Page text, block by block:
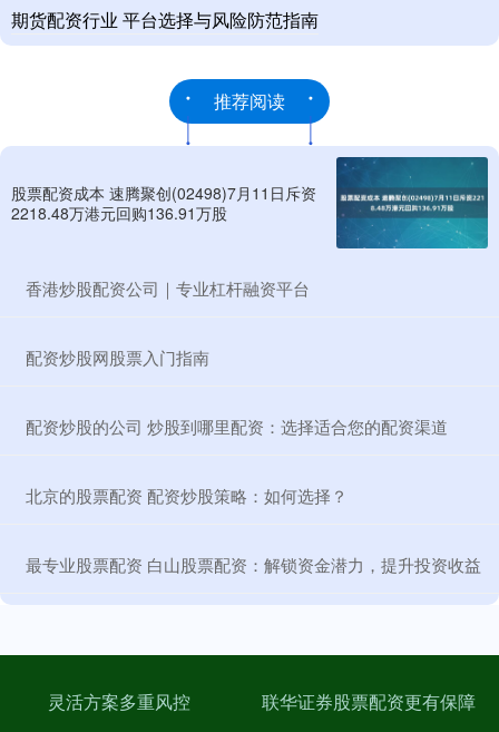
期货配资行业 平台选择与风险防范指南
推荐阅读
股票配资成本 速腾聚创(02498)7月11日斥资
2218.48万港元回购136.91万股
​香港炒股配资公司｜专业杠杆融资平台
​配资炒股网股票入门指南
​配资炒股的公司 炒股到哪里配资：选择适合您的配资渠道
​北京的股票配资 配资炒股策略：如何选择？
​最专业股票配资 白山股票配资：解锁资金潜力，提升投资收益
灵活方案多重风控 联华证券股票配资更有保障